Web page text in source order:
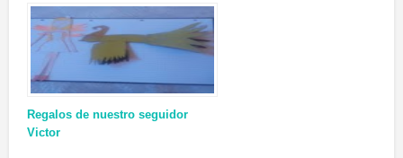
Regalos de nuestro seguidor
Victor